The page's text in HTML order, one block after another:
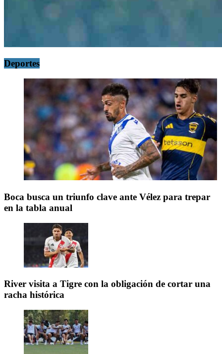
Deportes
Boca busca un triunfo clave ante Vélez para trepar
en la tabla anual
River visita a Tigre con la obligación de cortar una
racha histórica